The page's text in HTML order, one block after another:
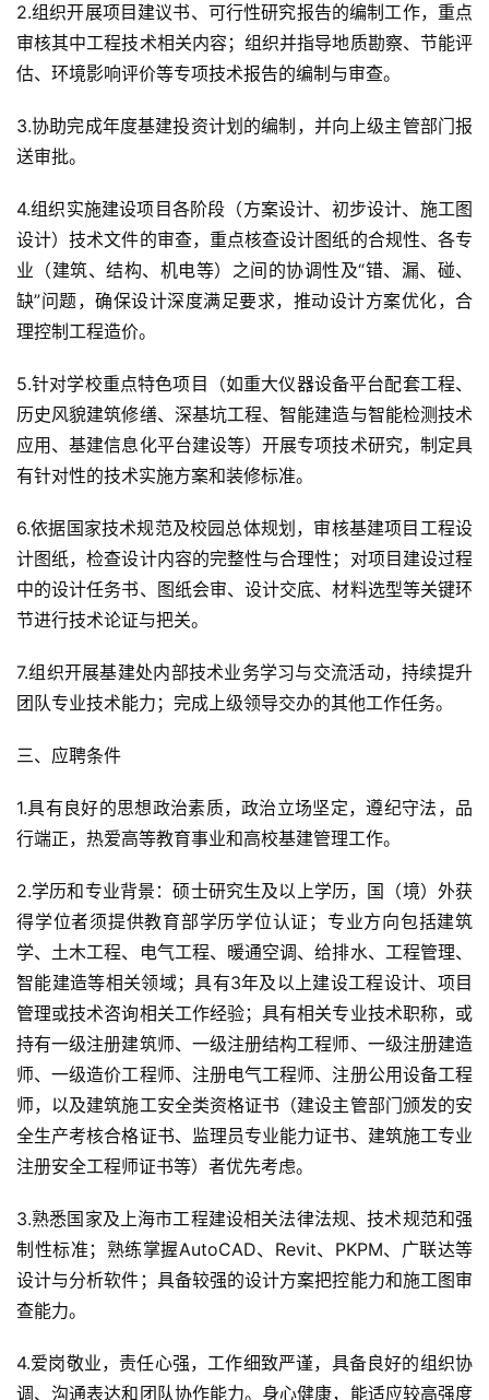
2.组织开展项目建议书、可行性研究报告的编制工作，重点
审核其中工程技术相关内容；组织并指导地质勘察、节能评
估、环境影响评价等专项技术报告的编制与审查。
3.协助完成年度基建投资计划的编制，并向上级主管部门报
送审批。
4.组织实施建设项目各阶段（方案设计、初步设计、施工图
设计）技术文件的审查，重点核查设计图纸的合规性、各专
业（建筑、结构、机电等）之间的协调性及“错、漏、碰、
缺”问题，确保设计深度满足要求，推动设计方案优化，合
理控制工程造价。
5.针对学校重点特色项目（如重大仪器设备平台配套工程、
历史风貌建筑修缮、深基坑工程、智能建造与智能检测技术
应用、基建信息化平台建设等）开展专项技术研究，制定具
有针对性的技术实施方案和装修标准。
6.依据国家技术规范及校园总体规划，审核基建项目工程设
计图纸，检查设计内容的完整性与合理性；对项目建设过程
中的设计任务书、图纸会审、设计交底、材料选型等关键环
节进行技术论证与把关。
7.组织开展基建处内部技术业务学习与交流活动，持续提升
团队专业技术能力；完成上级领导交办的其他工作任务。
三、应聘条件
1.具有良好的思想政治素质，政治立场坚定，遵纪守法，品
行端正，热爱高等教育事业和高校基建管理工作。
2.学历和专业背景：硕士研究生及以上学历，国（境）外获
得学位者须提供教育部学历学位认证；专业方向包括建筑
学、土木工程、电气工程、暖通空调、给排水、工程管理、
智能建造等相关领域；具有3年及以上建设工程设计、项目
管理或技术咨询相关工作经验；具有相关专业技术职称，或
持有一级注册建筑师、一级注册结构工程师、一级注册建造
师、一级造价工程师、注册电气工程师、注册公用设备工程
师，以及建筑施工安全类资格证书（建设主管部门颁发的安
全生产考核合格证书、监理员专业能力证书、建筑施工专业
注册安全工程师证书等）者优先考虑。
3.熟悉国家及上海市工程建设相关法律法规、技术规范和强
制性标准；熟练掌握AutoCAD、Revit、PKPM、广联达等
设计与分析软件；具备较强的设计方案把控能力和施工图审
查能力。
4.爱岗敬业，责任心强，工作细致严谨，具备良好的组织协
调、沟通表达和团队协作能力。身心健康，能适应较高强度